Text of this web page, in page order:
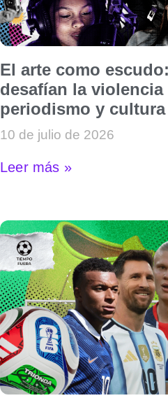
El arte como
desafían la violencia
periodismo y cultura
10 de julio de 2026
Leer más »